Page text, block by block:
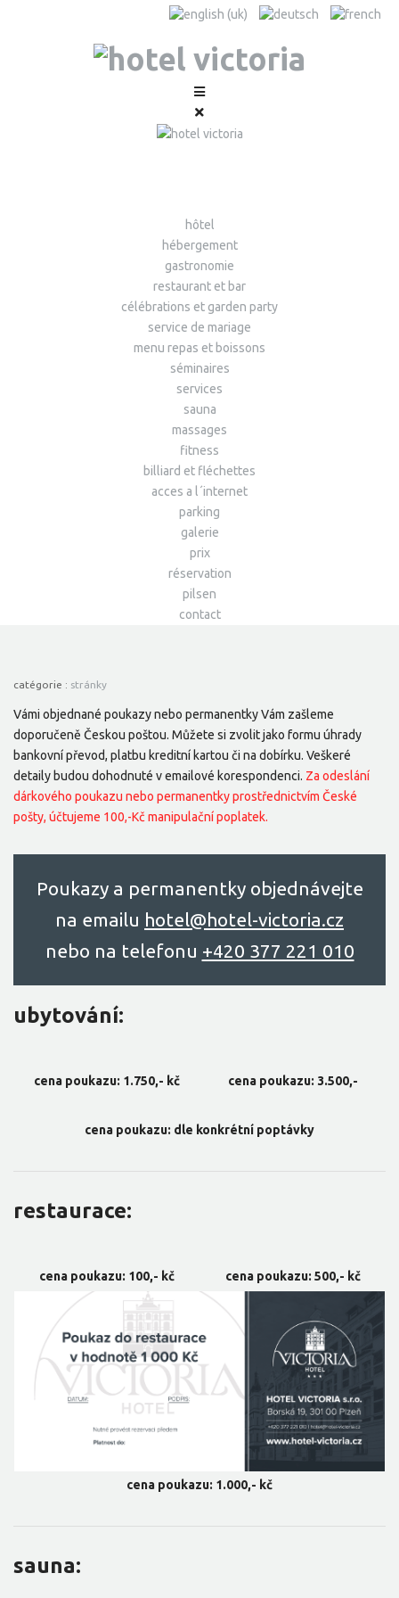
hôtel
hébergement
gastronomie
restaurant et bar
célébrations et garden party
service de mariage
menu repas et boissons
séminaires
services
sauna
massages
fitness
billiard et fléchettes
acces a l´internet
parking
galerie
prix
réservation
pilsen
contact
catégorie : stránky
Vámi objednané poukazy nebo permanentky Vám zašleme
doporučeně Českou poštou. Můžete si zvolit jako formu úhrady
bankovní převod, platbu kreditní kartou či na dobírku. Veškeré
detaily budou dohodnuté v emailové korespondenci. Za odeslání
dárkového poukazu nebo permanentky prostřednictvím České
pošty, účtujeme 100,-Kč manipulační poplatek.
Poukazy a permanentky objednávejte
na emailu hоtel@hоtel-victоriа.cz
nebo na telefonu +420 377 221 010
ubytování:
cena poukazu: 1.750,- kč cena poukazu: 3.500,-
cena poukazu: dle konkrétní poptávky
restaurace:
cena poukazu: 100,- kč cena poukazu: 500,- kč
cena poukazu: 1.000,- kč
sauna: